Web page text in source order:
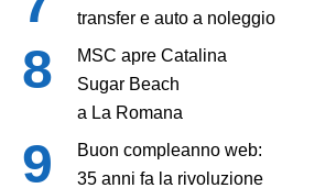
transfer e auto a noleggio
MSC apre Catalina
Sugar Beach
a La Romana
Buon compleanno web:
35 anni fa la rivoluzione